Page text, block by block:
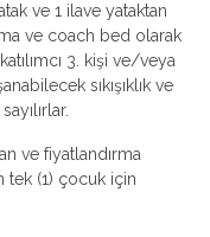
ve 1 ilave yataktan
ve coach bed olarak
3. kişi ve/veya
sıkışıklık ve
ve fiyatlandırma
(1) çocuk için